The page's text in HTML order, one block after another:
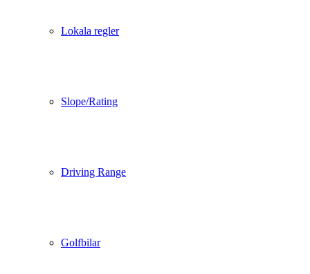
Lokala regler
Slope/Rating
Driving Range
Golfbilar